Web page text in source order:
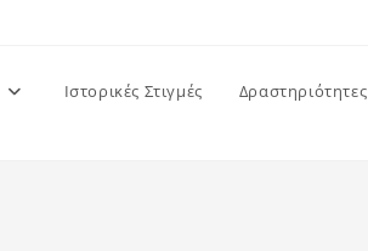
Ιστορικές Στιγμές Δραστηριότητες